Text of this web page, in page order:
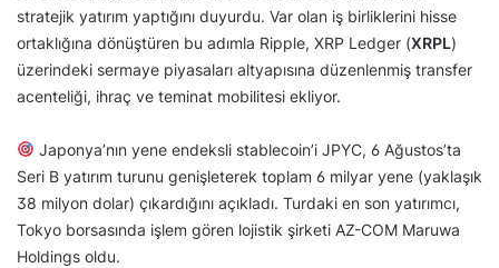
stratejik yatırım yaptığını duyurdu. Var olan iş birliklerini hisse
ortaklığına dönüştüren bu adımla Ripple, XRP Ledger (XRPL)
üzerindeki sermaye piyasaları altyapısına düzenlenmiş transfer
acenteliği, ihraç ve teminat mobilitesi ekliyor.
Japonya’nın yene endeksli stablecoin’i JPYC, 6 Ağustos’ta
Seri B yatırım turunu genişleterek toplam 6 milyar yene (yaklaşık
38 milyon dolar) çıkardığını açıkladı. Turdaki en son yatırımcı,
Tokyo borsasında işlem gören lojistik şirketi AZ-COM Maruwa
Holdings oldu.